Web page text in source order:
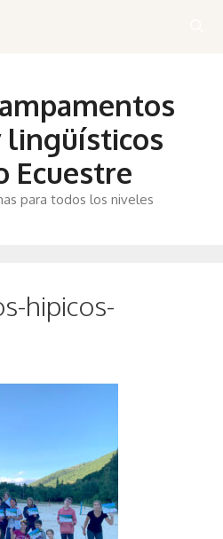
lingüísticos
Ecuestre
para todos los niveles
hipicos-